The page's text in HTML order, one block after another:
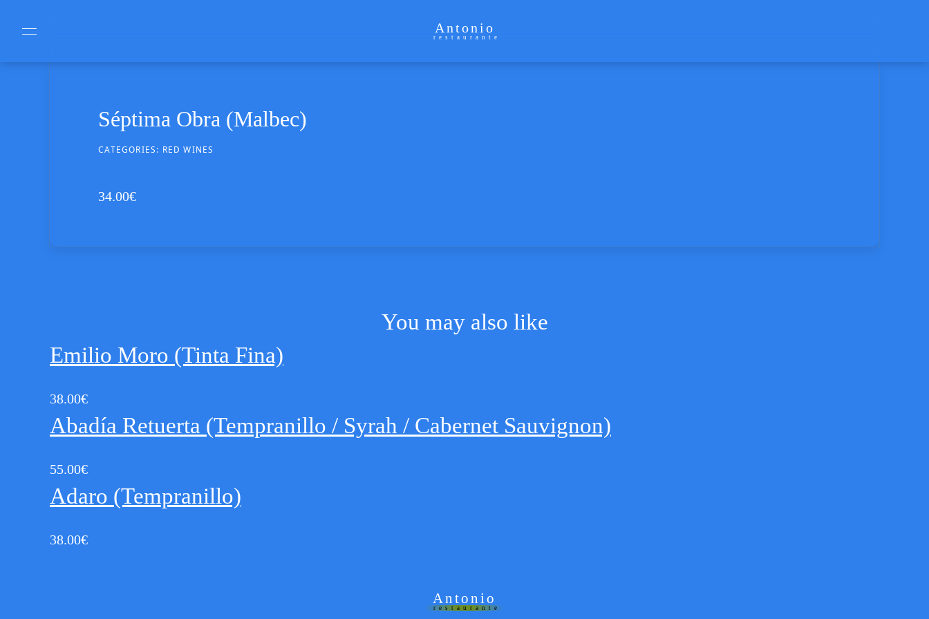
Antonio
restaurante
Séptima Obra (Malbec)
CATEGORIES: RED WINES
34.00€
You may also like
Emilio Moro (Tinta Fina)
38.00€
Abadía Retuerta (Tempranillo / Syrah / Cabernet Sauvignon)
55.00€
Adaro (Tempranillo)
38.00€
Antonio
restaurante